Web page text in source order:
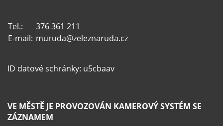
Tel.:
376 361 211
E-mail: muruda@zeleznaruda.cz
ID datové schránky: u5cbaav
VE MĚSTĚ JE PROVOZOVÁN KAMEROVÝ SYSTÉM SE
ZÁZNAMEM